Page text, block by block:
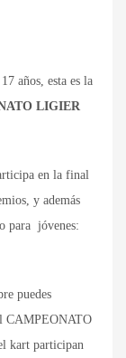
años, esta es la
LIGIER
en la final
y además
para jóvenes:
puedes
CAMPEONATO
kart participan